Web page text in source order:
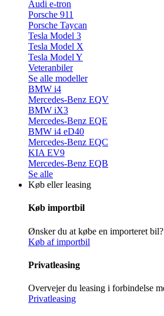
Audi e-tron
Porsche 911
Porsche Taycan
Tesla Model 3
Tesla Model X
Tesla Model Y
Veteranbiler
Se alle modeller
BMW i4
Mercedes-Benz EQV
BMW iX3
Mercedes-Benz EQE
BMW i4 eD40
Mercedes-Benz EQC
KIA EV9
Mercedes-Benz EQB
Se alle
Køb eller leasing
Køb importbil
Ønsker du at købe en importeret
Køb af importbil
Privatleasing
Overvejer du leasing i forbindelse
Privatleasing